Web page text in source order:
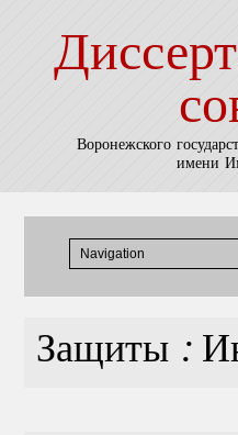
Воронежского
имени
Защиты :